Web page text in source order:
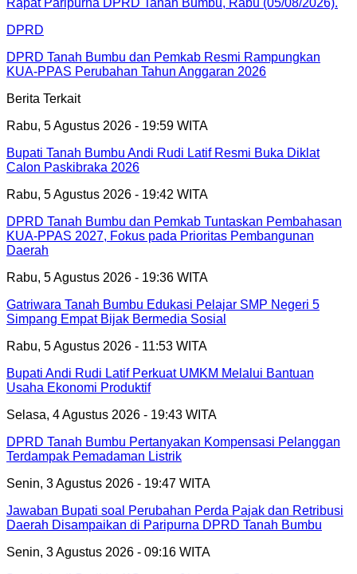
DPRD
DPRD Tanah Bumbu dan Pemkab Resmi Rampungkan
KUA-PPAS Perubahan Tahun Anggaran 2026
Berita Terkait
Rabu, 5 Agustus 2026 - 19:59 WITA
Bupati Tanah Bumbu Andi Rudi Latif Resmi Buka Diklat
Calon Paskibraka 2026
Rabu, 5 Agustus 2026 - 19:42 WITA
DPRD Tanah Bumbu dan Pemkab Tuntaskan Pembahasan
KUA-PPAS 2027, Fokus pada Prioritas Pembangunan
Daerah
Rabu, 5 Agustus 2026 - 19:36 WITA
Gatriwara Tanah Bumbu Edukasi Pelajar SMP Negeri 5
Simpang Empat Bijak Bermedia Sosial
Rabu, 5 Agustus 2026 - 11:53 WITA
Bupati Andi Rudi Latif Perkuat UMKM Melalui Bantuan
Usaha Ekonomi Produktif
Selasa, 4 Agustus 2026 - 19:43 WITA
DPRD Tanah Bumbu Pertanyakan Kompensasi Pelanggan
Terdampak Pemadaman Listrik
Senin, 3 Agustus 2026 - 19:47 WITA
Jawaban Bupati soal Perubahan Perda Pajak dan Retribusi
Daerah Disampaikan di Paripurna DPRD Tanah Bumbu
Senin, 3 Agustus 2026 - 09:16 WITA